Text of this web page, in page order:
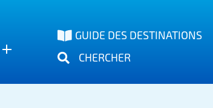
GUIDE DES DESTINATIONS
CHERCHER